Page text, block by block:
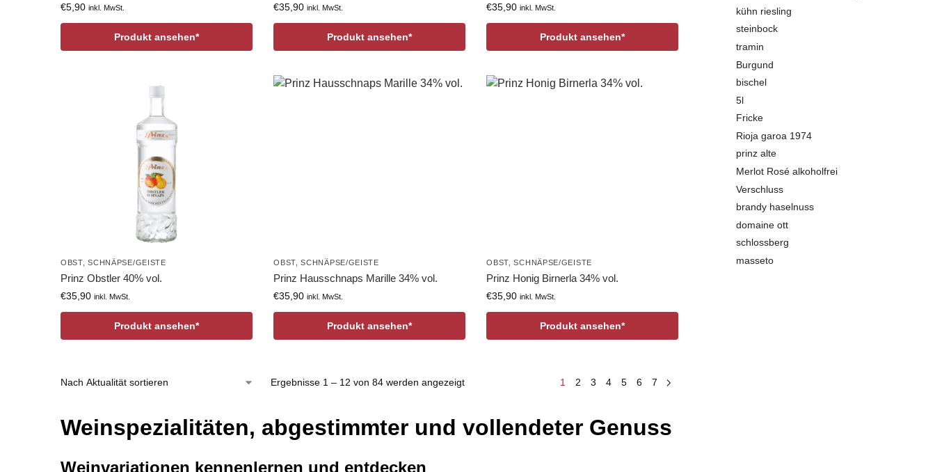
€5,90 inkl. MwSt.
Produkt ansehen*
€35,90 inkl. MwSt.
Produkt ansehen*
€35,90 inkl. MwSt.
Produkt ansehen*
OBST,SCHNÄPSE/GEISTE
Prinz Obstler 40% vol.
€35,90 inkl. MwSt.
Produkt ansehen*
OBST,SCHNÄPSE/GEISTE
Prinz Hausschnaps Marille 34% vol.
€35,90 inkl. MwSt.
Produkt ansehen*
OBST ,SCHNÄPSE/GEISTE
Prinz Honig Birnerla 34% vol.
€35,90 inkl. MwSt.
Produkt ansehen*
Ergebnisse 1 – 12 von 84 werden angezeigt 1 2 3 4 5 6 7
Weinspezialitäten, abgestimmter und vollendeter Genuss
Weinvariationen kennenlernen und entdecken
kühn riesling
steinbock
tramin
Burgund
bischel
5l
Fricke
Rioja garoa 1974
prinz alte
Merlot Rosé alkoholfrei
Verschluss
brandy haselnuss
domaine ott
schlossberg
masseto